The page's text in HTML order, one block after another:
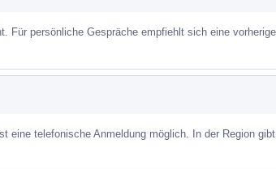
Für persönliche Gespräche empfiehlt sich eine vorherige
eine telefonische Anmeldung möglich. In der Region